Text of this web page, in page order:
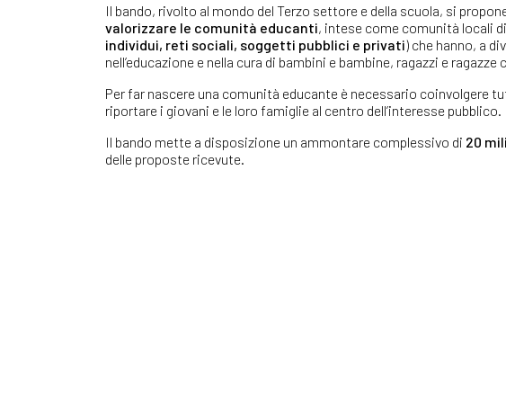
Il bando, rivolto al mondo del Terzo settore e della scuola, si
valorizzare le comunità educanti, intese come comunità locali
individui, reti sociali, soggetti pubblici e privati) che hanno, a
nell’educazione e nella cura di bambini e bambine, ragazzi e
Per far nascere una comunità educante è necessario coinvolgere
riportare i giovani e le loro famiglie al centro dell’interesse pubblico.
Il bando mette a disposizione un ammontare complessivo di 20
delle proposte ricevute.